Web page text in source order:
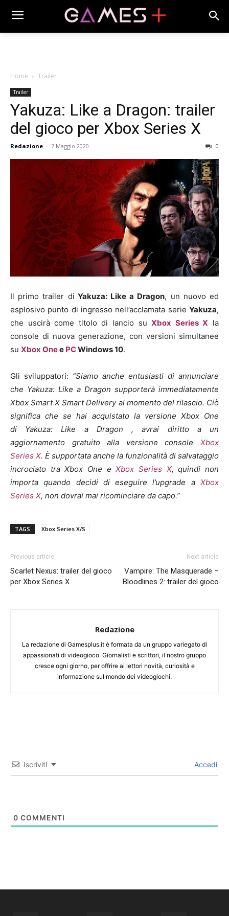
Home Trailer
Trailer
Yakuza: Like a Dragon: trailer
del gioco per Xbox Series X
Redazione - 7 Maggio 2020 0
Il primo trailer di Yakuza: Like a Dragon, un nuovo ed
esplosivo punto di ingresso nell’acclamata serie Yakuza,
che uscirà come titolo di lancio suXbox Series X la
console di nuova generazione, con versioni simultanee
su Xbox Onee PCWindows 10.
Gli sviluppatori: “Siamo anche entusiasti di annunciare
che Yakuza: Like a Dragon supporterà immediatamente
Xbox Smart X Smart Delivery al momento del rilascio. Ciò
significa che se hai acquistato la versione Xbox One
di Yakuza: Like a Dragon , avrai diritto a un
aggiornamento gratuito alla versione console Xbox
Series X. È supportata anche la funzionalità di salvataggio
incrociato tra Xbox One eXbox Series X, quindi non
importa quando decidi di eseguire l’upgrade a Xbox
Series X, non dovrai mai ricominciare da capo.”
TAGS Xbox Series X/S
Previous article
Scarlet Nexus: trailer del gioco
per Xbox Series X
Next article
Vampire: The Masquerade –
Bloodlines 2: trailer del gioco
Redazione
La redazione di Gamesplus.it è formata da un gruppo variegato di
appassionati di videogioco. Giornalisti e scrittori, il nostro gruppo
cresce ogni giorno, per offrire ai lettori novità, curiosità e
informazione sul mondo dei videogiochi.
Iscriviti Accedi
0 COMMENTI